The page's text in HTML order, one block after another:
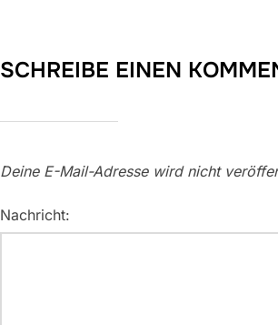
SCHREIBE EINEN
Deine E-Mail-Adresse wird nicht
Nachricht: